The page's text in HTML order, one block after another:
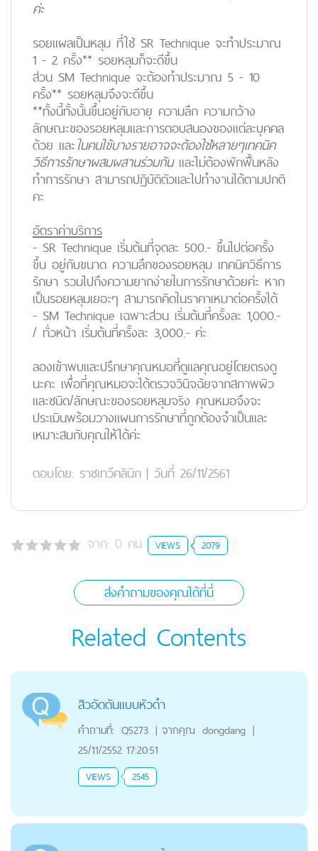
ค่ะ
รอยแผลเป็นหลุม ที่ใช้ SR Technique จะทำประมาณ
1 - 2 ครั้ง** รอยหลุมก็จะดีขึ้น
ส่วน SM Technique จะต้องทำประมาณ 5 - 10
ครั้ง** รอยหลุมจึงจะดีขึ้น
**ทั้งนี้ทั้งนั้นขึ้นอยู่กับอายุ ความลึก ความกว้าง
ลักษณะของรอยหลุมและการตอบสนองของแต่ละบุคคล
ด้วย และในคนไข้บางรายอาจจะต้องใช้หลายๆเทคนิค
วิธีการรักษาผสมผสานร่วมกันและไม่ต้องพักฟื้นหลัง
ทำการรักษา สามารถปฏิบัติตัวและไปทำงานได้ตามปกติ
คะ
อัตราค่าบริการ
- SR Technique เริ่มต้นที่จุดละ 500.- ขึ้นไปต่อครั้ง
ขึ้น อยู่กับขนาด ความลึกของรอยหลุม เทคนิควิธีการ
รักษา รวมไปถึงความยากง่ายในการรักษาด้วยค่ะ หาก
เป็นรอยหลุมเยอะๆ สามารถคิดในราคาเหมาต่อครั้งได้
- SM Technique เฉพาะส่วน เริ่มต้นที่ครั้งละ 1,000.-
/ ทั่วหน้า เริ่มต้นที่ครั้งละ 3,000.- ค่ะ
ลองเข้าพบและปรึกษาคุณหมอที่ดูแลคุณอยู่โดยตรงดู
นะคะ เพื่อที่คุณหมอจะได้ตรวจวินิจฉัยจากสภาพผิว
และชนิด/ลักษณะของรอยหลุมจริง คุณหมอจึงจะ
ประเมินพร้อมวางแผนการรักษาที่ถูกต้องจำเป็นและ
เหมาะสมกับคุณให้ได้ค่ะ
ตอบโดย: ราชเทวีคลินิก | วันที่ 26/11/2561
จาก: 0 คน VIEWS 2079
ส่งคำถามของคุณได้ที่นี่
Related Contents
สิวอัดตันแบบหัวดำ
คำถามที่: Q5273 | จากคุณ dongdang |
25/11/2552 17:20:51
VIEWS 2545